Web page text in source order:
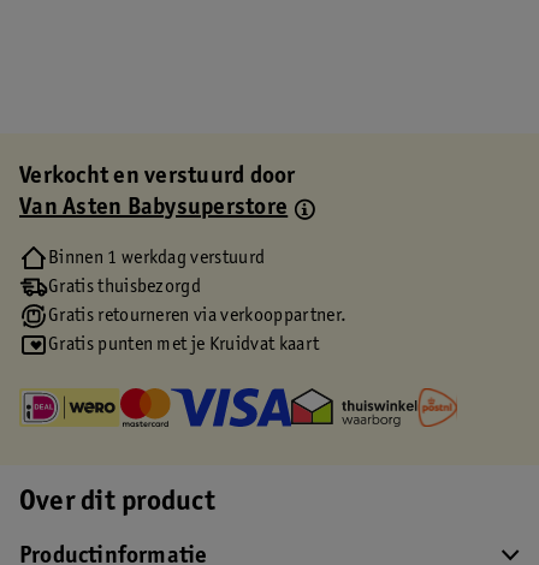
Verkocht en verstuurd door
Van Asten Babysuperstore
Binnen 1 werkdag verstuurd
Gratis thuisbezorgd
Gratis retourneren via verkooppartner.
Gratis punten met je Kruidvat kaart
Over dit product
Productinformatie